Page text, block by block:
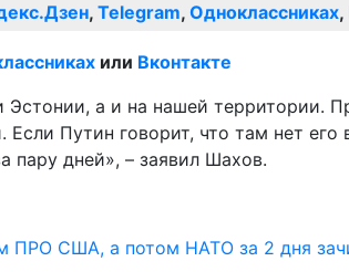
, Telegram, Одноклассниках,
или Вконтакте
а и на нашей территории.
Путин говорит, что там нет
пару дней», – заявил Шахов.
ПРО США, а потом НАТО за 2 дня